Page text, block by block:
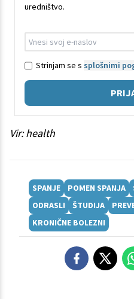
uredništvo.
Strinjam se s splošnimi
Vir: health
SPANJE POMEN SPANJA
ODRASLI
ŠTUDIJA
KRONIČNE BOLEZNI